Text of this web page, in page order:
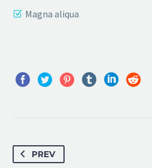
Magna aliqua
PREV